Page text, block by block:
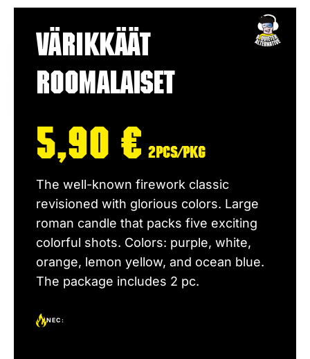
Värikkäät
Roomalaiset
5,90 € 2pcs/pkg
The well-known firework classic
revisioned with glorious colors. Large
roman candle that packs five exciting
colorful shots. Colors: purple, white,
orange, lemon yellow, and ocean blue.
The package includes 2 pc.
NEC: